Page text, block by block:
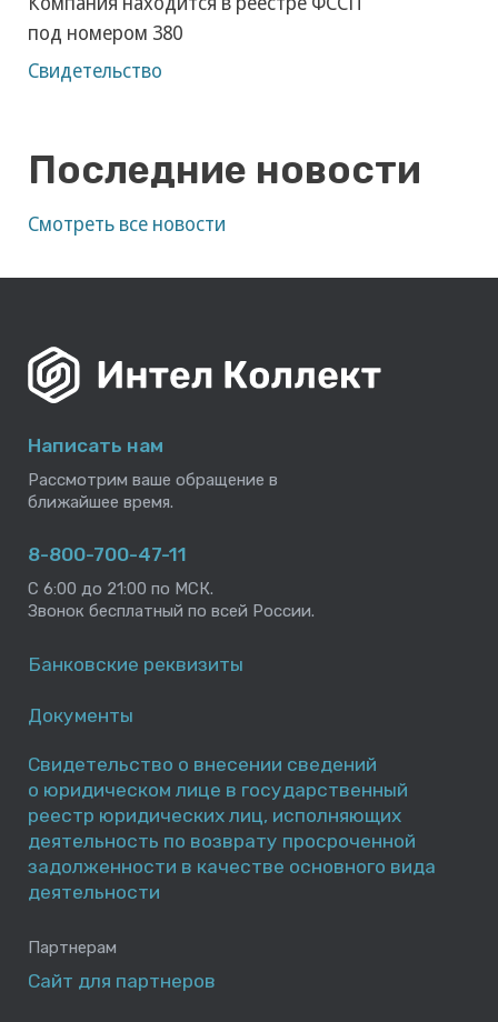
Оплатить задолженность
Партнерам
ООО Профессиональная коллекторская организация
«Интел Коллект» 2020-2025 (с) Все права защищены
Свидетельство о внесении сведений
реестр юридических лиц, исполняющих